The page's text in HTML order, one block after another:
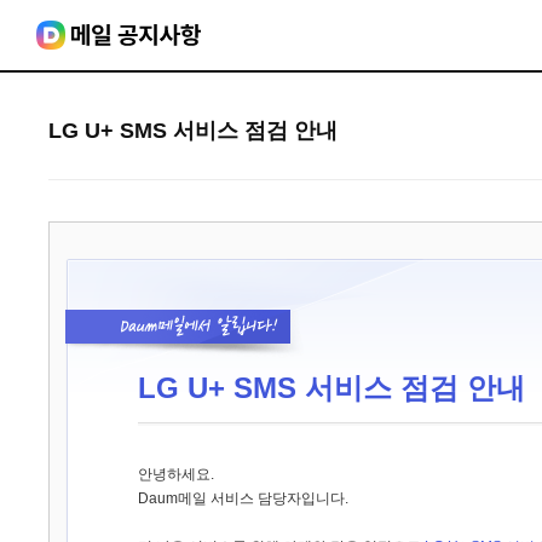
LG U+ SMS 서비스 점검 안내
LG U+ SMS 서비스 점검 안내
안녕하세요.
Daum메일 서비스 담당자입니다.